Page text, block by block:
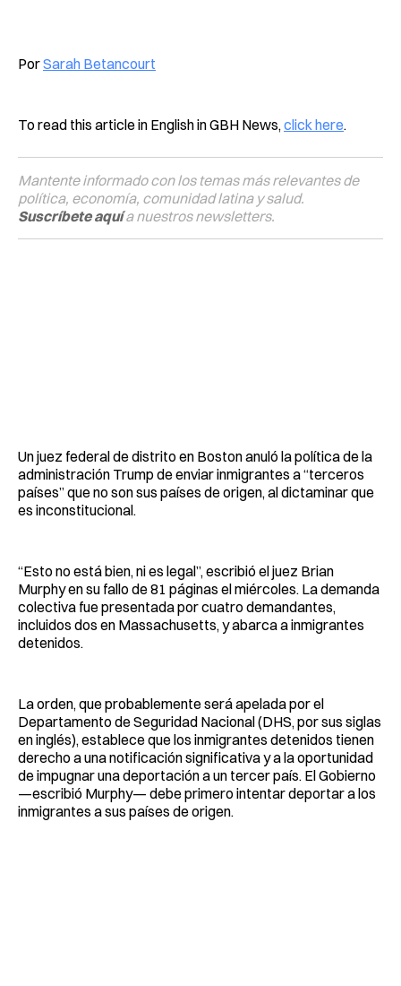
PorSarah Betancourt
To read this article in English in GBH News, click here.
Mantente informado con los temas más relevantes de
política, economía, comunidad latina y salud.
Suscríbete aquía nuestros newsletters.
Un juez federal de distrito en Boston anuló la política de la
administración Trump de enviar inmigrantes a “terceros
países” que no son sus países de origen, al dictaminar que
es inconstitucional.
“Esto no está bien, ni es legal”, escribió el juez Brian
Murphy en su fallo de 81 páginas el miércoles. La demanda
colectiva fue presentada por cuatro demandantes,
incluidos dos en Massachusetts, y abarca a inmigrantes
detenidos.
La orden, que probablemente será apelada por el
Departamento de Seguridad Nacional (DHS, por sus siglas
en inglés), establece que los inmigrantes detenidos tienen
derecho a una notificación significativa y a la oportunidad
de impugnar una deportación a un tercer país. El Gobierno
—escribió Murphy— debe primero intentar deportar a los
inmigrantes a sus países de origen.